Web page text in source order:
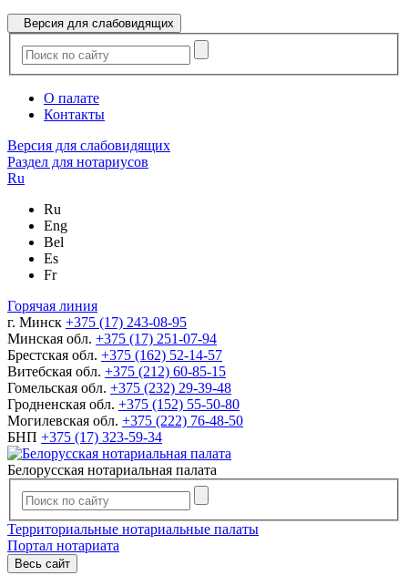
Версия для слабовидящих
О палате
Контакты
Версия для слабовидящих
Раздел для нотариусов
Ru
Ru
Eng
Bel
Es
Fr
Горячая линия
г. Минск +375 (17) 243-08-95
Минская обл. +375 (17) 251-07-94
Брестская обл. +375 (162) 52-14-57
Витебская обл. +375 (212) 60-85-15
Гомельская обл. +375 (232) 29-39-48
Гродненская обл. +375 (152) 55-50-80
Могилевская обл. +375 (222) 76-48-50
БНП +375 (17) 323-59-34
Белорусская нотариальная палата
Территориальные нотариальные палаты
Портал нотариата
Весь сайт